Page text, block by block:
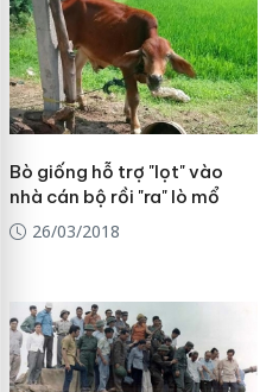
Bò giống hỗ trợ "lọt" vào
nhà cán bộ rồi "ra" lò mổ
26/03/2018